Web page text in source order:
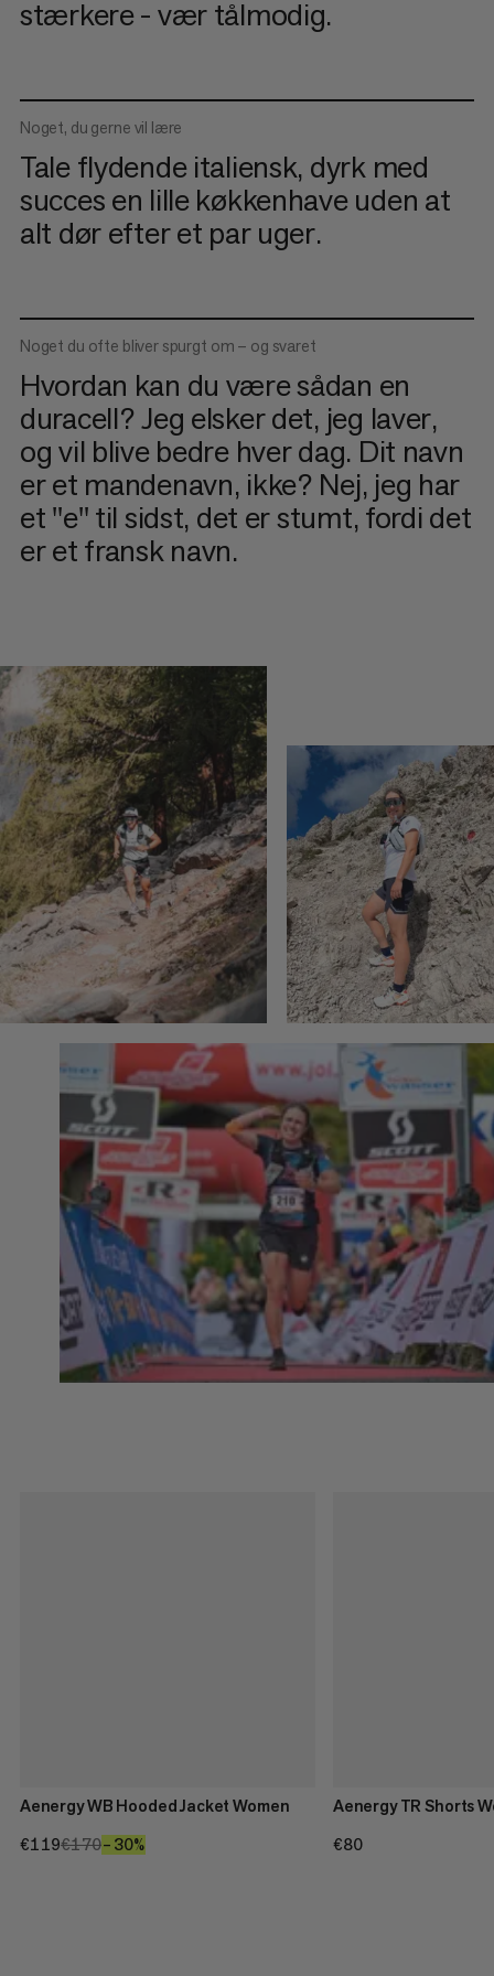
stærkere - vær tålmodig.
Noget, du gerne vil lære
Tale flydende italiensk, dyrk med
succes en lille køkkenhave uden at
alt dør efter et par uger.
Noget du ofte bliver spurgt om – og svaret
Hvordan kan du være sådan en
duracell? Jeg elsker det, jeg laver,
og vil blive bedre hver dag. Dit navn
er et mandenavn, ikke? Nej, jeg har
et "e" til sidst, det er stumt, fordi det
er et fransk navn.
Aenergy WB Hooded Jacket Women
€119€119
€170€170
–30%
Aenergy TR Shorts
€80